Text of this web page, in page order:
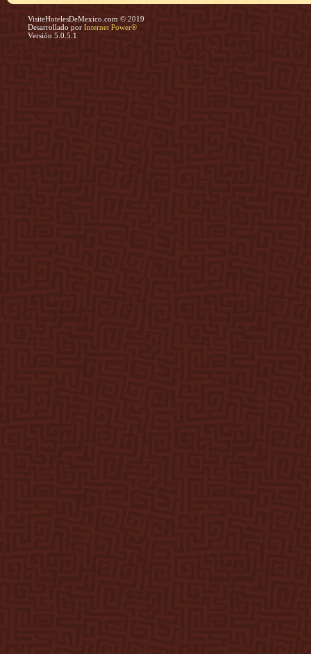
VisiteHotelesDeMexico.com © 2019
Desarrollado por Internet Power®
Versión 5.0.5.1